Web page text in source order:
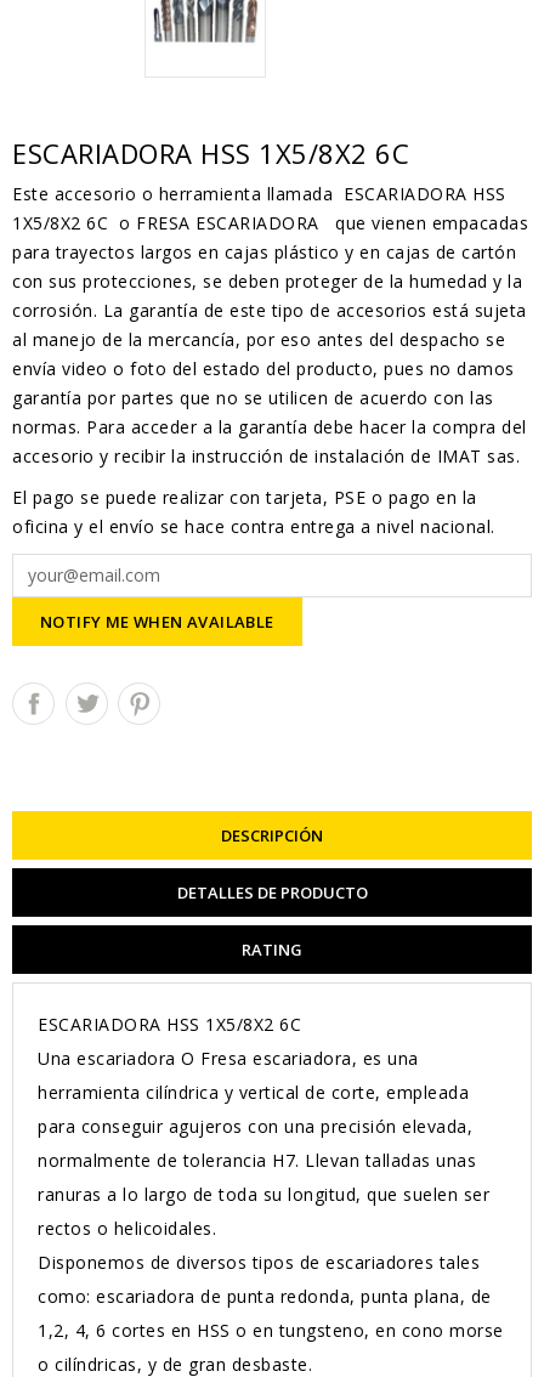
ESCARIADORA HSS 1X5/8X2 6C
Este accesorio o herramienta llamada ESCARIADORA HSS
1X5/8X2 6C o FRESA ESCARIADORA que vienen empacadas
para trayectos largos en cajas plástico y en cajas de cartón
con sus protecciones, se deben proteger de la humedad y la
corrosión. La garantía de este tipo de accesorios está sujeta
al manejo de la mercancía, por eso antes del despacho se
envía video o foto del estado del producto, pues no damos
garantía por partes que no se utilicen de acuerdo con las
normas. Para acceder a la garantía debe hacer la compra del
accesorio y recibir la instrucción de instalación de IMAT sas.
El pago se puede realizar con tarjeta, PSE o pago en la
oficina y el envío se hace contra entrega a nivel nacional.
NOTIFY ME WHEN AVAILABLE
DESCRIPCIÓN
DETALLES DE PRODUCTO
RATING
ESCARIADORA HSS 1X5/8X2 6C
Una escariadora O Fresa escariadora, es una
herramienta cilíndrica y vertical de corte, empleada
para conseguir agujeros con una precisión elevada,
normalmente de tolerancia H7. Llevan talladas unas
ranuras a lo largo de toda su longitud, que suelen ser
rectos o helicoidales.
Disponemos de diversos tipos de escariadores tales
como: escariadora de punta redonda, punta plana, de
1,2, 4, 6 cortes en HSS o en tungsteno, en cono morse
o cilíndricas, y de gran desbaste.